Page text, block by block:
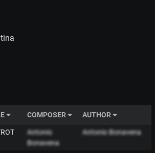
COMPOSER AUTHOR
Antonio
Bonavena
Antonio Bonavena